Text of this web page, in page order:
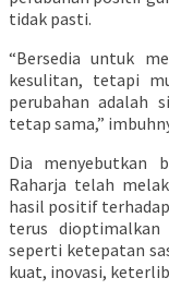
tidak pasti.
“Bersedia untuk
kesulitan, tetapi
perubahan adalah
tetap sama,”
Dia menyebutkan
Raharja telah
hasil positif
terus dioptimalkan
seperti ketepatan
kuat, inovasi,